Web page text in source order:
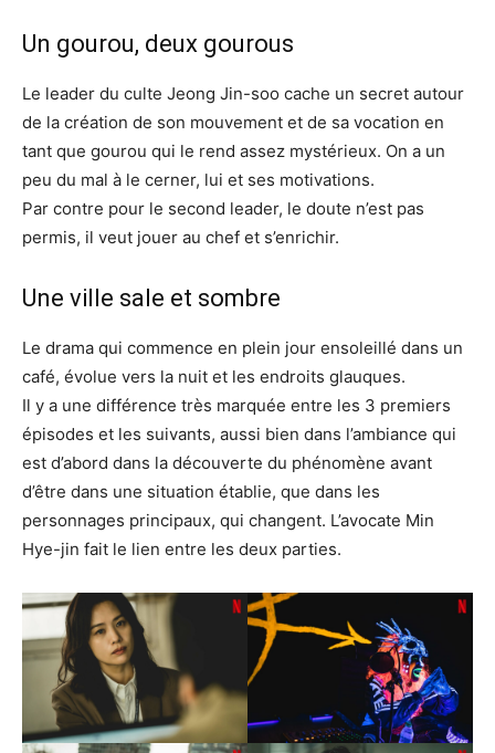
Un gourou, deux gourous
Le leader du culte Jeong Jin-soo cache un secret autour
de la création de son mouvement et de sa vocation en
tant que gourou qui le rend assez mystérieux. On a un
peu du mal à le cerner, lui et ses motivations.
Par contre pour le second leader, le doute n’est pas
permis, il veut jouer au chef et s’enrichir.
Une ville sale et sombre
Le drama qui commence en plein jour ensoleillé dans un
café, évolue vers la nuit et les endroits glauques.
Il y a une différence très marquée entre les 3 premiers
épisodes et les suivants, aussi bien dans l’ambiance qui
est d’abord dans la découverte du phénomène avant
d’être dans une situation établie, que dans les
personnages principaux, qui changent. L’avocate Min
Hye-jin fait le lien entre les deux parties.